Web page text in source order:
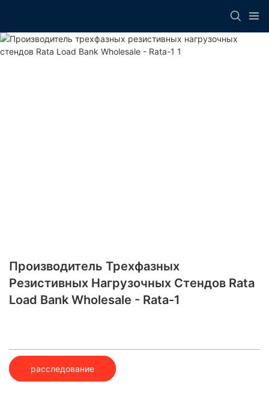
Производитель Трехфазных
Резистивных Нагрузочных Стендов Rata
Load Bank Wholesale - Rata-1
расследование